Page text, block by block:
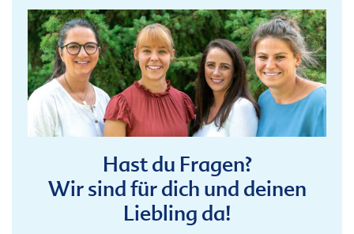
Hast du Fragen?
Wir sind für dich und deinen
Liebling da!